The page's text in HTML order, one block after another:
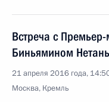
Встреча с
Биньямином
21 апреля 2016 года,
Москва, Кремль